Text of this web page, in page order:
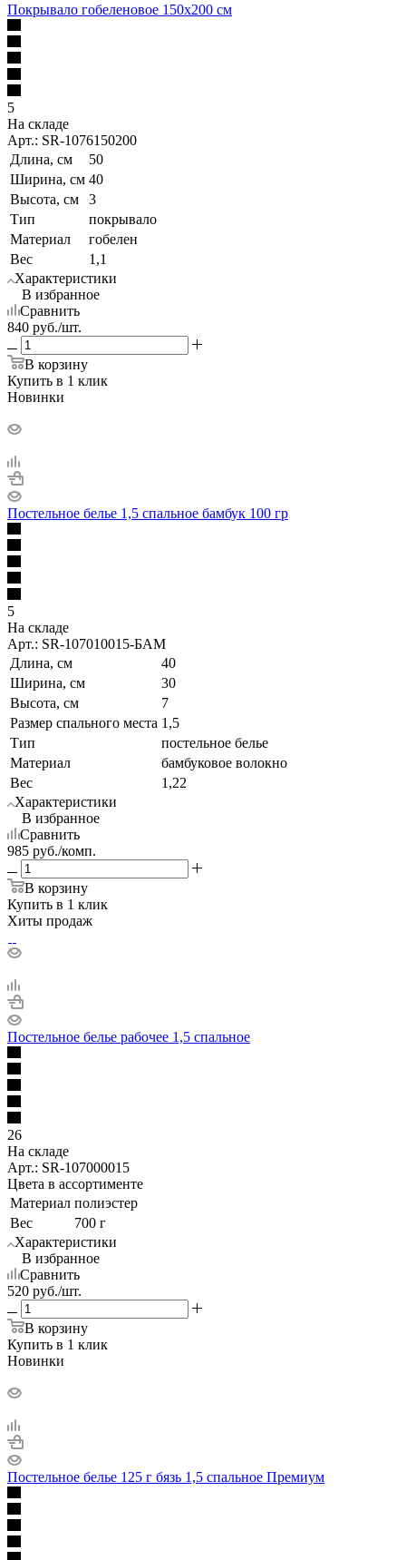
Покрывало гобеленовое 150х200 см
5
На складе
Арт.: SR-1076150200
Длина, см
50
Ширина, см 40
Высота, см
3
Тип
покрывало
Материал
гобелен
Вес
1,1
Характеристики
В избранное
Сравнить
840 руб./шт.
В корзину
Купить в 1 клик
Новинки
Постельное белье 1,5 спальное бамбук 100 гр
5
На складе
Арт.: SR-107010015-БАМ
Длина, см
40
Ширина, см
30
Высота, см
7
Размер спального места 1,5
Тип
постельное белье
Материал
бамбуковое волокно
Вес
1,22
Характеристики
В избранное
Сравнить
985 руб./комп.
В корзину
Купить в 1 клик
Хиты продаж
Постельное белье рабочее 1,5 спальное
26
На складе
Арт.: SR-107000015
Цвета в ассортименте
Материал полиэстер
Вес
700 г
Характеристики
В избранное
Сравнить
520 руб./шт.
В корзину
Купить в 1 клик
Новинки
Постельное белье 125 г бязь 1,5 спальное Премиум